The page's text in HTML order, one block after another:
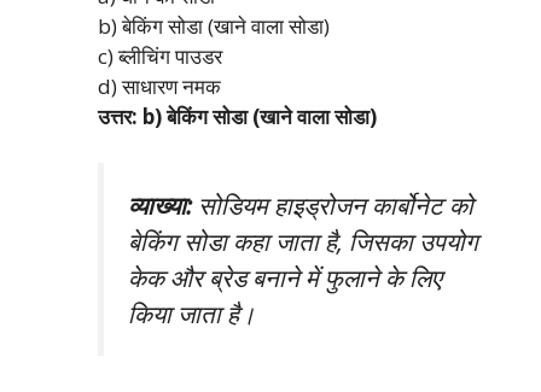
b) बेकिंग सोडा (खाने वाला सोडा)
c) ब्लीचिंग पाउडर
d) साधारण नमक
उत्तर: b) बेकिंग सोडा (खाने वाला सोडा)
व्याख्या:सोडियम हाइड्रोजन कार्बोनेट को
बेकिंग सोडा कहा जाता है, जिसका उपयोग
केक और ब्रेड बनाने में फुलाने के लिए
किया जाता है।